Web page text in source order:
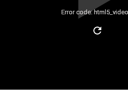
Error code: